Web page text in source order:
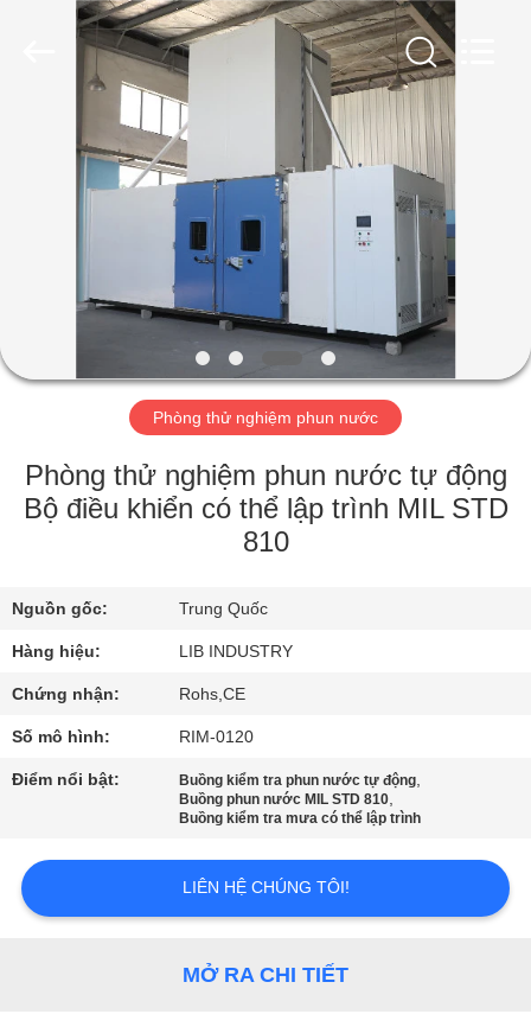
TRANG
PHẨM
VỀ
TÔI
NHÀ
MÁY
KIỂM
SOÁT
LƯỢNG
LIÊN
Environmental
Phòng thử nghiệm phun nước
Phòng thử nghiệm phun nước tự động
Bộ điều khiển có thể lập trình MIL STD
810
Nguồn gốc: Trung Quốc
Hàng hiệu: LIB INDUSTRY
Chứng nhận: Rohs,CE
Số mô hình: RIM-0120
Điểm nổi bật: Buồng kiểm tra phun nước tự động,
Buồng phun nước MIL STD 810,
Buồng kiểm tra mưa có thể lập trình
LIÊN HỆ CHÚNG TÔI!
MỞ RA CHI TIẾT